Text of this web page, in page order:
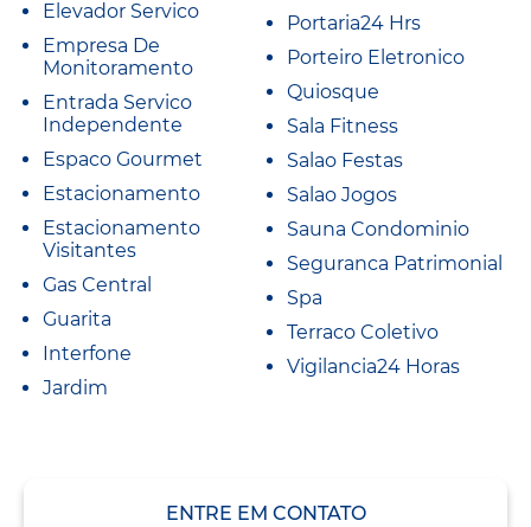
Elevador Servico
Empresa De
Monitoramento
Entrada Servico
Independente
Espaco Gourmet
Estacionamento
Estacionamento
Visitantes
Gas Central
Guarita
Interfone
Jardim
Portaria24 Hrs
Porteiro Eletronico
Quiosque
Sala Fitness
Salao Festas
Salao Jogos
Sauna Condominio
Seguranca Patrimonial
Spa
Terraco Coletivo
Vigilancia24 Horas
ENTRE EM CONTATO